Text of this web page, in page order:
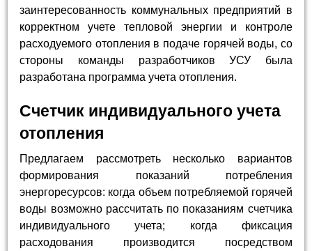
заинтересованность коммунальных предприятий в
корректном учете тепловой энергии и контроле
расходуемого отопления в подаче горячей воды, со
стороны команды разработчиков УСУ была
разработана программа учета отопления.
Счетчик индивидуального учета
отопления
Предлагаем рассмотреть несколько вариантов
формирования показаний потребления
энергоресурсов: когда объем потребляемой горячей
воды возможно рассчитать по показаниям счетчика
индивидуального учета; когда фиксация
расходования производится посредством